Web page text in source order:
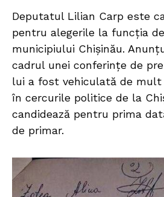
Deputatul Lilian Carp este
pentru alegerile la funcția
municipiului Chișinău.
cadrul unei conferințe de
lui a fost vehiculată de
în cercurile politice de la
candidează pentru prima
de primar.